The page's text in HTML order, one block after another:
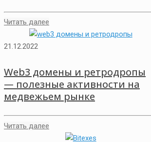
Читать далее
21.12.2022
Web3 домены и ретродропы
— полезные активности на
медвежьем рынке
Читать далее